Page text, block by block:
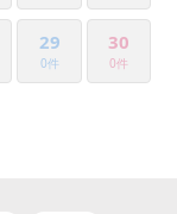
29
0件
30
0件